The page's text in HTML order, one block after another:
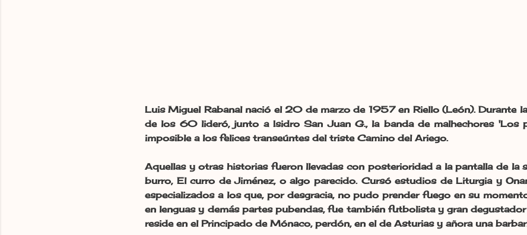
Luis Miguel Rabanal nació el 20 de marzo de 1957 en Riello (León). Durante
de los 60 lideró, junto a Isidro San Juan G., la banda de malhechores 'Los
imposible a los felices transeúntes del triste Camino del Ariego.
Aquellas y otras historias fueron llevadas con posterioridad a la pantalla de la
burro, El curro de Jiménez, o algo parecido. Cursó estudios de Liturgia y
especializados a los que, por desgracia, no pudo prender fuego en su
en lenguas y demás partes pubendas, fue también futbolista y gran
reside en el Principado de Mónaco, perdón, en el de Asturias y añora una